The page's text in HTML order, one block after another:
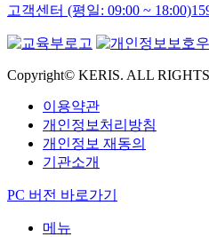
고객센터 (평일: 09:00 ~ 18:00)
Copyright© KERIS. ALL
이용약관
개인정보처리방침
개인정보 재동의
기관소개
PC 버전 바로가기
메뉴